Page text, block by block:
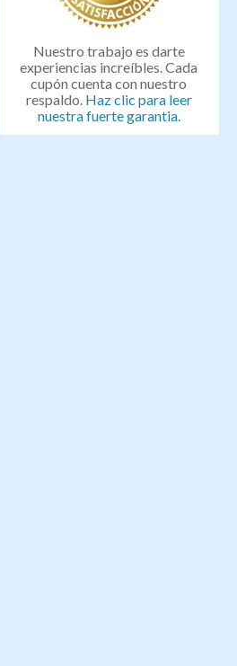
Nuestro trabajo es darte
experiencias increíbles. Cada
cupón cuenta con nuestro
respaldo. Haz clic para leer
nuestra fuerte garantia.